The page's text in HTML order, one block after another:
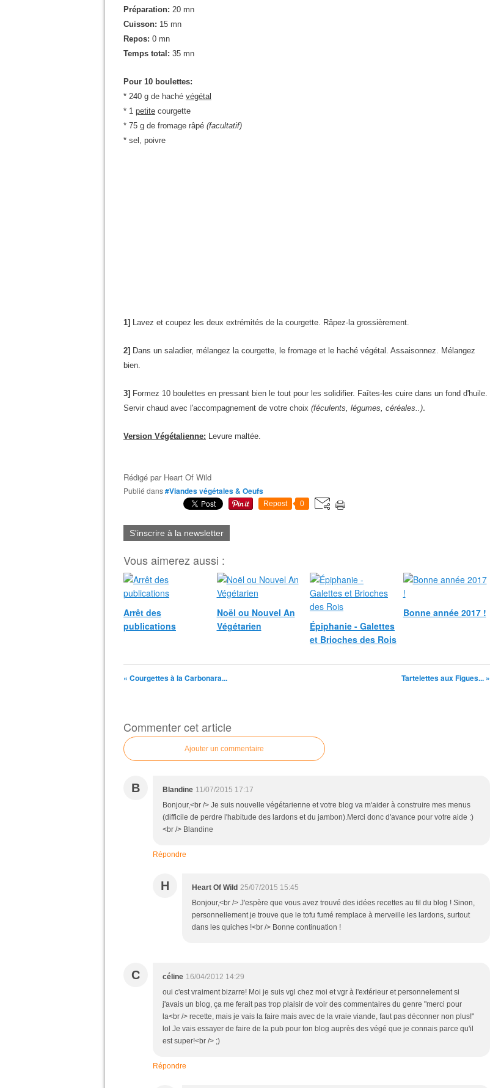
Préparation: 20 mn
Cuisson: 15 mn
Repos: 0 mn
Temps total: 35 mn
Pour 10 boulettes:
* 240 g de haché végétal
* 1 petite courgette
* 75 g de fromage râpé (facultatif)
* sel, poivre
1] Lavez et coupez les deux extrémités de la courgette. Râpez-la grossièrement.
2] Dans un saladier, mélangez la courgette, le fromage et le haché végétal. Assaisonnez. Mélangez
bien.
3] Formez 10 boulettes en pressant bien le tout pour les solidifier. Faîtes-les cuire dans un fond d'huile.
Servir chaud avec l'accompagnement de votre choix (féculents, légumes, céréales..).
Version Végétalienne: Levure maltée.
Rédigé par Heart Of Wild
Publié dans#Viandes végétales & Oeufs
Repost 0
S'inscrire à la newsletter
Vous aimerez aussi :
Arrêt des
publications
Noël ou Nouvel An
Végétarien
Épiphanie - Galettes
et Brioches des Rois
Bonne année 2017 !
« Courgettes à la Carbonara... Tartelettes aux Figues... »
Commenter cet article
Ajouter un commentaire
B Blandine 11/07/2015 17:17
Bonjour,<br /> Je suis nouvelle végétarienne et votre blog va m'aider à construire mes menus
(difficile de perdre l'habitude des lardons et du jambon).Merci donc d'avance pour votre aide :)
<br /> Blandine
Répondre
H Heart Of Wild 25/07/2015 15:45
Bonjour,<br /> J'espère que vous avez trouvé des idées recettes au fil du blog ! Sinon,
personnellement je trouve que le tofu fumé remplace à merveille les lardons, surtout
dans les quiches !<br /> Bonne continuation !
C céline 16/04/2012 14:29
oui c'est vraiment bizarre! Moi je suis vgl chez moi et vgr à l'extérieur et personnelement si
j'avais un blog, ça me ferait pas trop plaisir de voir des commentaires du genre "merci pour
la<br /> recette, mais je vais la faire mais avec de la vraie viande, faut pas déconner non plus!"
lol Je vais essayer de faire de la pub pour ton blog auprès des végé que je connais parce qu'il
est super!<br /> ;)
Répondre